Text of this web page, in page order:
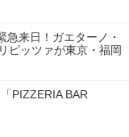
急来日！ガエターノ・
ピッツァが東京・福岡
PIZZERIA BAR